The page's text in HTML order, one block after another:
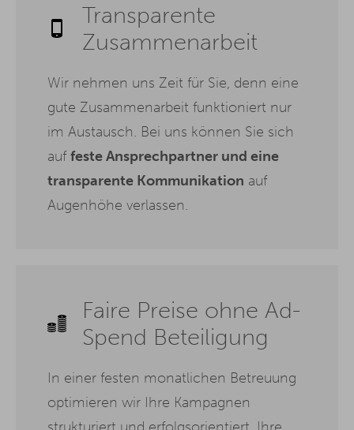
Transparente
Zusammenarbeit
Wir nehmen uns Zeit für Sie, denn eine
gute Zusammenarbeit funktioniert nur
im Austausch. Bei uns können Sie sich
auffeste Ansprechpartner und eine
transparente Kommunikation auf
Augenhöhe verlassen.
Faire Preise ohne Ad-
Spend Beteiligung
In einer festen monatlichen Betreuung
optimieren wir Ihre Kampagnen
strukturiert und erfolgsorientiert. Ihre